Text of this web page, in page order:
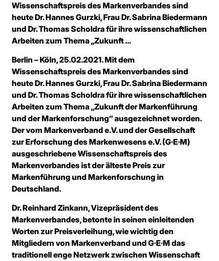
Wissenschaftspreis des Markenverbandes sind
heute Dr. Hannes Gurzki, Frau Dr. Sabrina Biedermann
und Dr. Thomas Scholdra für ihre wissenschaftlichen
Arbeiten zum Thema „Zukunft ...
Berlin – Köln, 25.02.2021. Mit dem
Wissenschaftspreis des Markenverbandes sind
heute Dr. Hannes Gurzki, Frau Dr. Sabrina Biedermann
und Dr. Thomas Scholdra für ihre wissenschaftlichen
Arbeiten zum Thema „Zukunft der Markenführung
und der Markenforschung“ ausgezeichnet worden.
Der vom Markenverband e.V. und der Gesellschaft
zur Erforschung des Markenwesens e.V. (G·E·M)
ausgeschriebene Wissenschaftspreis des
Markenverbandes ist der älteste Preis zur
Markenführung und Markenforschung in
Deutschland.
Dr. Reinhard Zinkann, Vizepräsident des
Markenverbandes, betonte in seinen einleitenden
Worten zur Preisverleihung, wie wichtig den
Mitgliedern von Markenverband und G·E·M das
traditionell enge Netzwerk zwischen Wissenschaft